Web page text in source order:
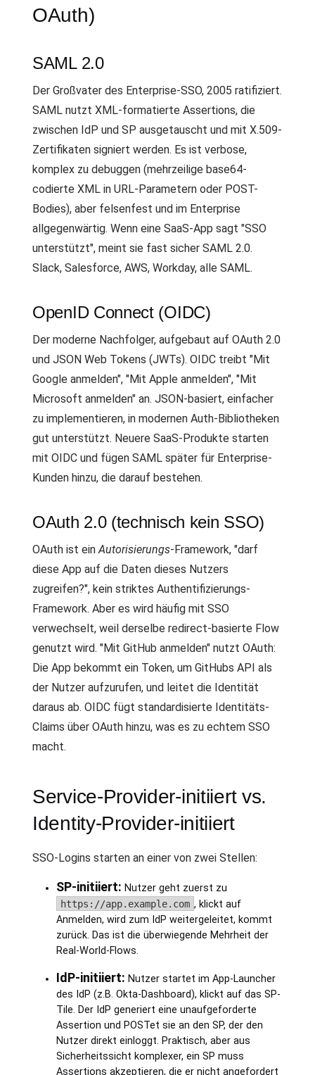
OAuth)
SAML 2.0
Der Großvater des Enterprise-SSO, 2005 ratifiziert.
SAML nutzt XML-formatierte Assertions, die
zwischen IdP und SP ausgetauscht und mit X.509-
Zertifikaten signiert werden. Es ist verbose,
komplex zu debuggen (mehrzeilige base64-
codierte XML in URL-Parametern oder POST-
Bodies), aber felsenfest und im Enterprise
allgegenwärtig. Wenn eine SaaS-App sagt "SSO
unterstützt", meint sie fast sicher SAML 2.0.
Slack, Salesforce, AWS, Workday, alle SAML.
OpenID Connect (OIDC)
Der moderne Nachfolger, aufgebaut auf OAuth 2.0
und JSON Web Tokens (JWTs). OIDC treibt "Mit
Google anmelden", "Mit Apple anmelden", "Mit
Microsoft anmelden" an. JSON-basiert, einfacher
zu implementieren, in modernen Auth-Bibliotheken
gut unterstützt. Neuere SaaS-Produkte starten
mit OIDC und fügen SAML später für Enterprise-
Kunden hinzu, die darauf bestehen.
OAuth 2.0 (technisch kein SSO)
OAuth ist einAutorisierungs-Framework, "darf
diese App auf die Daten dieses Nutzers
zugreifen?", kein striktes Authentifizierungs-
Framework. Aber es wird häufig mit SSO
verwechselt, weil derselbe redirect-basierte Flow
genutzt wird. "Mit GitHub anmelden" nutzt OAuth:
Die App bekommt ein Token, um GitHubs API als
der Nutzer aufzurufen, und leitet die Identität
daraus ab. OIDC fügt standardisierte Identitäts-
Claims über OAuth hinzu, was es zu echtem SSO
macht.
Service-Provider-initiiert vs.
Identity-Provider-initiiert
SSO-Logins starten an einer von zwei Stellen:
SP-initiiert: Nutzer geht zuerst zu
https://app.example.com , klickt auf
Anmelden, wird zum IdP weitergeleitet, kommt
zurück. Das ist die überwiegende Mehrheit der
Real-World-Flows.
IdP-initiiert: Nutzer startet im App-Launcher
des IdP (z.B. Okta-Dashboard), klickt auf das SP-
Tile. Der IdP generiert eine unaufgeforderte
Assertion und POSTet sie an den SP, der den
Nutzer direkt einloggt. Praktisch, aber aus
Sicherheitssicht komplexer, ein SP muss
Assertions akzeptieren, die er nicht angefordert